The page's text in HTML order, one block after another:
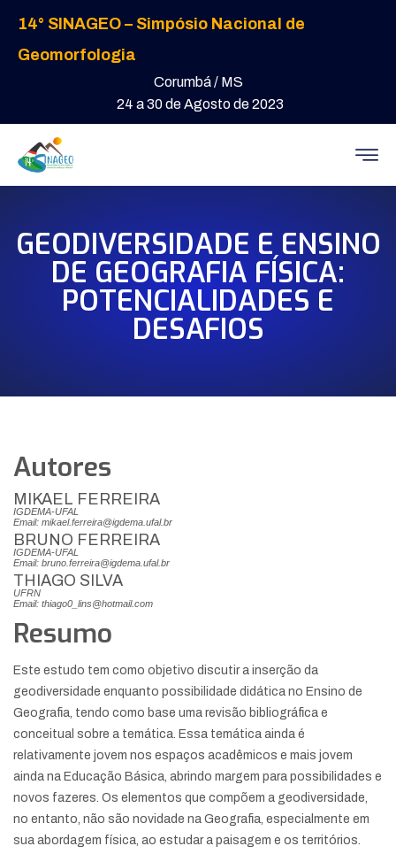
14° SINAGEO – Simpósio Nacional de
Geomorfologia
Corumbá / MS
24 a 30 de Agosto de 2023
GEODIVERSIDADE E ENSINO
DE GEOGRAFIA FÍSICA:
POTENCIALIDADES E
DESAFIOS
Autores
MIKAEL FERREIRA
IGDEMA-UFAL
Email: mikael.ferreira@igdema.ufal.br
BRUNO FERREIRA
IGDEMA-UFAL
Email: bruno.ferreira@igdema.ufal.br
THIAGO SILVA
UFRN
Email: thiago0_lins@hotmail.com
Resumo
Este estudo tem como objetivo discutir a inserção da
geodiversidade enquanto possibilidade didática no Ensino de
Geografia, tendo como base uma revisão bibliográfica e
conceitual sobre a temática. Essa temática ainda é
relativamente jovem nos espaços acadêmicos e mais jovem
ainda na Educação Básica, abrindo margem para possibilidades e
novos fazeres. Os elementos que compõem a geodiversidade,
no entanto, não são novidade na Geografia, especialmente em
sua abordagem física, ao estudar a paisagem e os territórios.